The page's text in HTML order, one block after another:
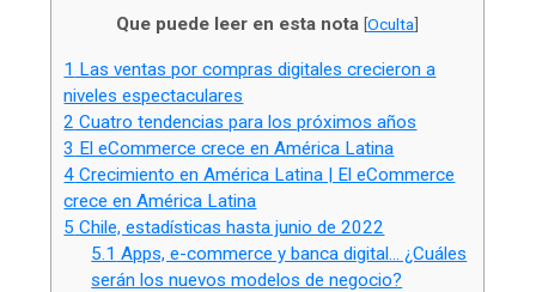
Que puede leer en esta nota [Oculta]
1 Las ventas por compras digitales crecieron a
niveles espectaculares
2 Cuatro tendencias para los próximos años
3 El eCommerce crece en América Latina
4 Crecimiento en América Latina | El eCommerce
crece en América Latina
5 Chile, estadísticas hasta junio de 2022
5.1 Apps, e-commerce y banca digital… ¿Cuáles
serán los nuevos modelos de negocio?